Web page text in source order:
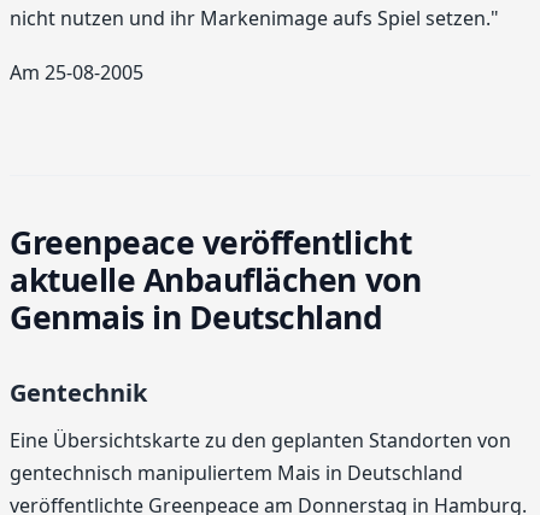
nicht nutzen und ihr Markenimage aufs Spiel setzen."
Am 25-08-2005
Greenpeace veröffentlicht
aktuelle Anbauflächen von
Genmais in Deutschland
Gentechnik
Eine Übersichtskarte zu den geplanten Standorten von
gentechnisch manipuliertem Mais in Deutschland
veröffentlichte Greenpeace am Donnerstag in Hamburg.